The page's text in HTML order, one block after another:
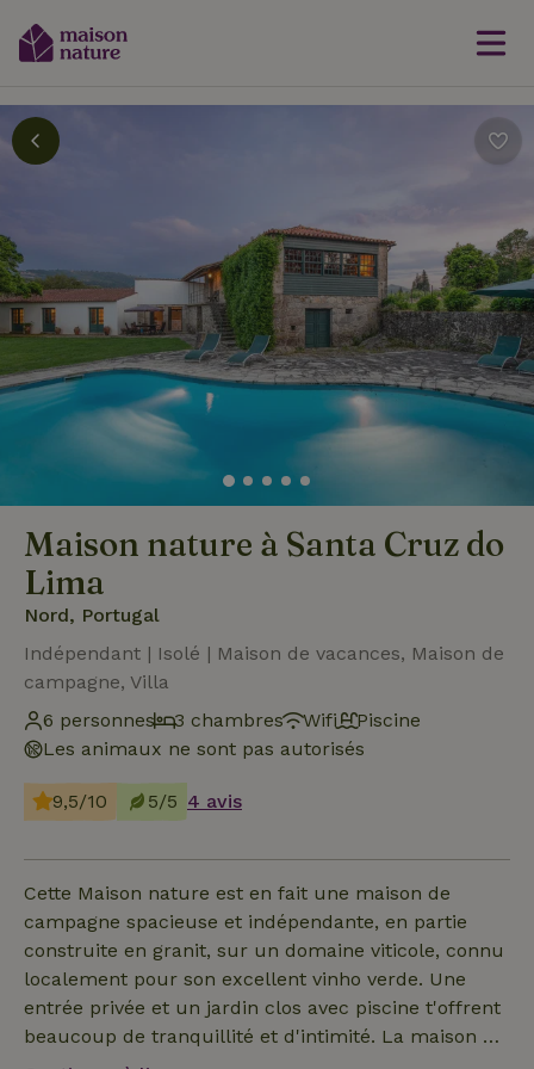
Maison nature à Santa Cruz do
Lima
Nord, Portugal
Indépendant | Isolé | Maison de vacances, Maison de
campagne, Villa
6 personnes
3 chambres Wifi
Piscine
Les animaux ne sont pas autorisés
9,5/10 5/5 4 avis
Cette Maison nature est en fait une maison de
campagne spacieuse et indépendante, en partie
construite en granit, sur un domaine viticole, connu
localement pour son excellent vinho verde. Une
entrée privée et un jardin clos avec piscine t'offrent
beaucoup de tranquillité et d'intimité. La maison a